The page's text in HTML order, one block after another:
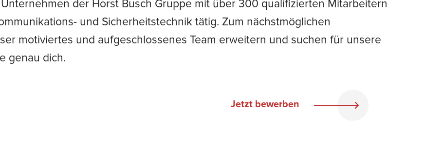
der Horst Busch Gruppe mit über 300 qualifizierten Mitarbeitern
und Sicherheitstechnik tätig. Zum nächstmöglichen
motiviertes und aufgeschlossenes Team erweitern und suchen für unsere
genau dich.
Jetzt bewerben